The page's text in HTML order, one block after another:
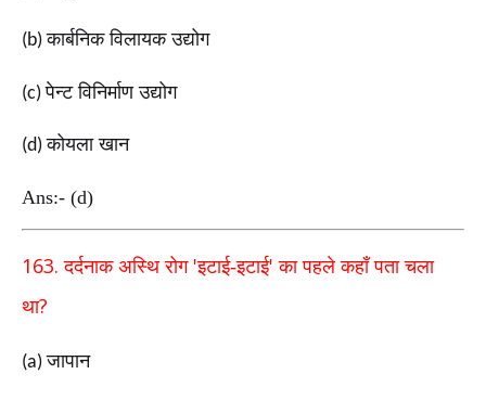
(b)कार्बनिक विलायक उद्योग
(c)पेन्ट विनिर्माण उद्योग
(d)कोयला खान
Ans:- (d)
163.दर्दनाक अस्थि रोग 'इटाई-इटाई'का पहले कहाँ पता चला
था?
(a)जापान